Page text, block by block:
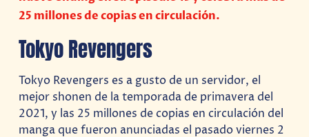
25 millones de copias en circulación.
Tokyo Revengers
Tokyo Revengers es a gusto de un servidor, el
mejor shonen de la temporada de primavera del
2021, y las 25 millones de copias en circulación del
manga que fueron anunciadas el pasado viernes 2